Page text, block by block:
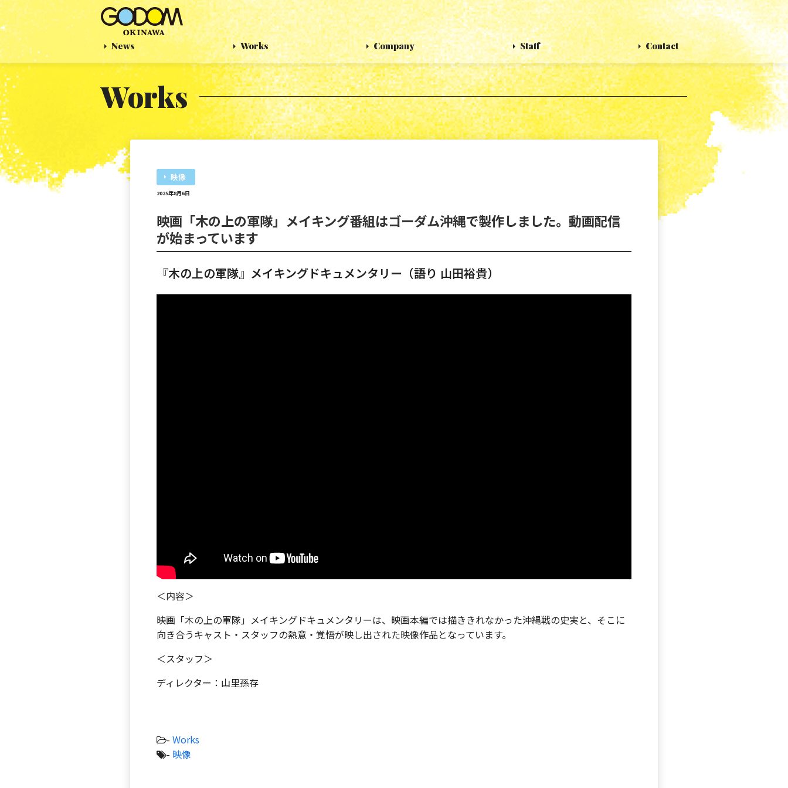
News Works Company Staff Contact
Works
映像
2025年8月6日
映画「木の上の軍隊」メイキング番組はゴーダム沖縄で製作しました。動画配信
が始まっています
『木の上の軍隊』メイキングドキュメンタリー（語り 山田裕貴）
＜内容＞
映画「木の上の軍隊」メイキングドキュメンタリーは、映画本編では描ききれなかった沖縄戦の史実と、そこに
向き合うキャスト・スタッフの熱意・覚悟が映し出された映像作品となっています。
＜スタッフ＞
ディレクター：山里孫存
- Works
- 映像